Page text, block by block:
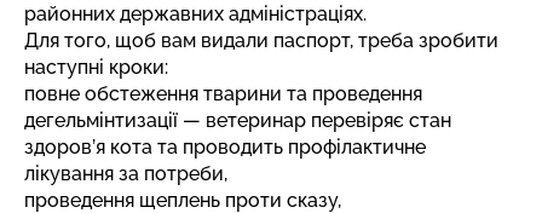
районних державних адміністраціях.
Для того, щоб вам видали паспорт, треба зробити
наступні кроки:
повне обстеження тварини та проведення
дегельмінтизації — ветеринар перевіряє стан
здоров’я кота та проводить профілактичне
лікування за потреби,
проведення щеплень проти сказу,